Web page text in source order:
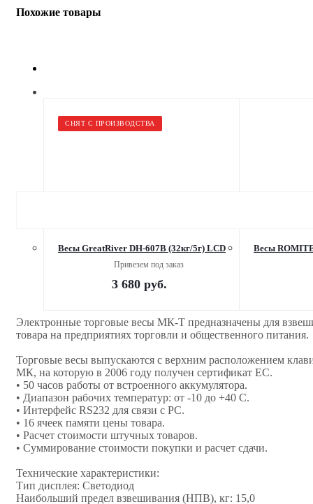
Похожие товары
СНЯТ С ПРОИЗВОДСТВА
Весы GreatRiver DH-607B (32кг/5г) LCD
Привезем под заказ
3 680 руб.
Весы
Электронные торговые весы МК-Т предназначены для
товара на предприятиях торговли и общественного питания.
Торговые весы выпускаются с верхним расположением
МК, на которую в 2006 году получен сертификат ЕС.
• 50 часов работы от встроенного аккумулятора.
• Диапазон рабочих температур: от -10 до +40 С.
• Интерфейс RS232 для связи с РС.
• 16 ячеек памяти цены товара.
• Расчет стоимости штучных товаров.
• Суммирование стоимости покупки и расчет сдачи.
Технические характеристики:
Тип дисплея: Светодиод
Наибольший предел взвешивания (НПВ), кг: 15,0